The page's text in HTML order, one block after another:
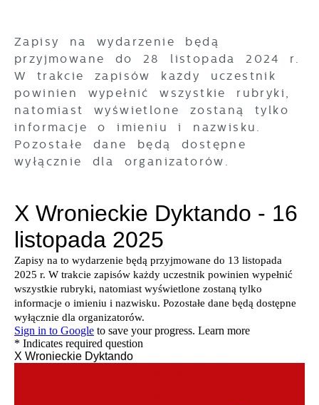
Zapisy na wydarzenie będą
przyjmowane do 28 listopada 2024 r.
W trakcie zapisów każdy uczestnik
powinien wypełnić wszystkie rubryki,
natomiast wyświetlone zostaną tylko
informacje o imieniu i nazwisku.
Pozostałe dane będą dostępne
wyłącznie dla organizatorów.
pośredników prezentujących nasze treści w